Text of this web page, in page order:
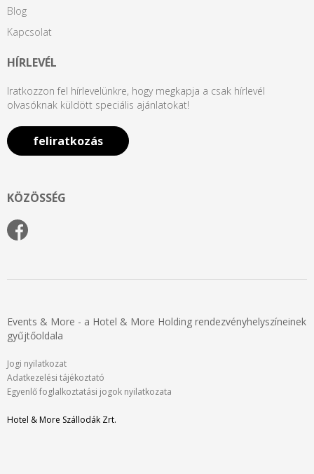
Blog
Kapcsolat
HÍRLEVÉL
Iratkozzon fel hírlevelünkre, hogy megkapja a csak hírlevél
olvasóknak küldött speciális ajánlatokat!
feliratkozás
KÖZÖSSÉG
Events & More - a Hotel & More Holding rendezvényhelyszíneinek
gyűjtőoldala
Jogi nyilatkozat
Adatkezelési tájékoztató
Egyenlő foglalkoztatási jogok nyilatkozata
Hotel & More Szállodák Zrt.